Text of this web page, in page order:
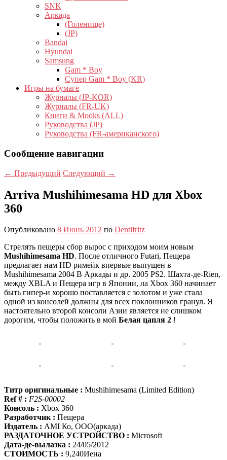
SNK
Аркада
(Голенище)
(JP)
Bandai
Hyundai
Samsung
Gam * Boy
Супер Gam * Boy (KR)
Игры на бумаге
Журналы (JP-KOR)
Журналы (FR-UK)
Книги & Mooks (ALL)
Руководства (JP)
Руководства (FR-американского)
Сообщение навигации
← Предыдущий Следующий →
Arriva Mushihimesama HD для Xbox
360
Опубликовано 8 Июнь 2012 по Dentifritz
Стрелять пещеры сбор вырос с приходом моим новым
Mushihimesama HD. После отличного Futari, Пещера
предлагает нам HD римейк впервые выпущен в
Mushihimesama 2004 В Аркады и др. 2005 PS2. Шахта-де-Rien,
между XBLA и Пещера игр в Японии, ла Xbox 360 начинает
быть гипер-и хорошо поставляется с золотом и уже стала
одной из консолей должны для всех поклонников гранул. Я
настоятельно второй консоли Азии является не слишком
дорогим, чтобы положить в мой Белая цапля 2 !
Титр оригинальные : Mushihimesama (Limited Edition)
Ref # : F2S-00002
Консоль : Xbox 360
Разработчик : Пещера
Издатель : AMI Ко, ООО(аркада)
РАЗДАТОЧНОЕ УСТРОЙСТВО : Microsoft
Дата-де-вылазка : 24/05/2012
СТОИМОСТЬ : 9,240Иена